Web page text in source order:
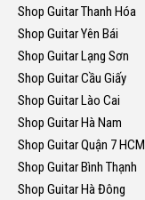
Shop Guitar Thanh Hóa
Shop Guitar Yên Bái
Shop Guitar Lạng Sơn
Shop Guitar Cầu Giấy
Shop Guitar Lào Cai
Shop Guitar Hà Nam
Shop Guitar Quận 7 HCM
Shop Guitar Bình Thạnh
Shop Guitar Hà Đông